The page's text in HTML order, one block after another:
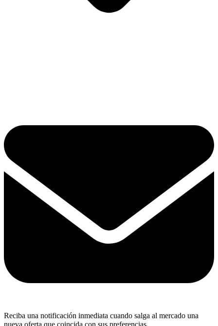
Reciba una notificación inmediata cuando salga al mercado una